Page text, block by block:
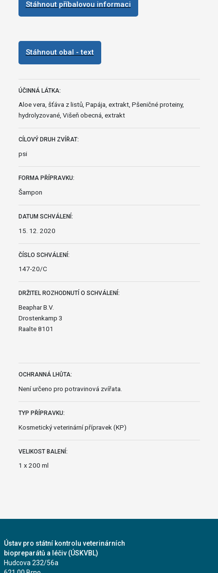
Stáhnout příbalovou informaci
Stáhnout obal - text
ÚČINNÁ LÁTKA:
Aloe vera, šťáva z listů, Papája, extrakt, Pšeničné proteiny,
hydrolyzované, Višeň obecná, extrakt
CÍLOVÝ DRUH ZVÍŘAT:
psi
FORMA PŘÍPRAVKU:
Šampon
DATUM SCHVÁLENÍ:
15. 12. 2020
ČÍSLO SCHVÁLENÍ:
147-20/C
DRŽITEL ROZHODNUTÍ O SCHVÁLENÍ:
Beaphar B.V.
Drostenkamp 3
Raalte 8101
OCHRANNÁ LHŮTA:
Není určeno pro potravinová zvířata.
TYP PŘÍPRAVKU:
Kosmetický veterinární přípravek (KP)
VELIKOST BALENÍ:
1 x 200 ml
Ústav pro státní kontrolu veterinárních
biopreparátů a léčiv (ÚSKVBL)
Hudcova 232/56a